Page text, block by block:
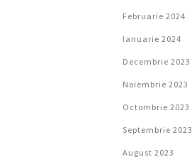
Februarie 2024
Ianuarie 2024
Decembrie 2023
Noiembrie 2023
Octombrie 2023
Septembrie 2023
August 2023